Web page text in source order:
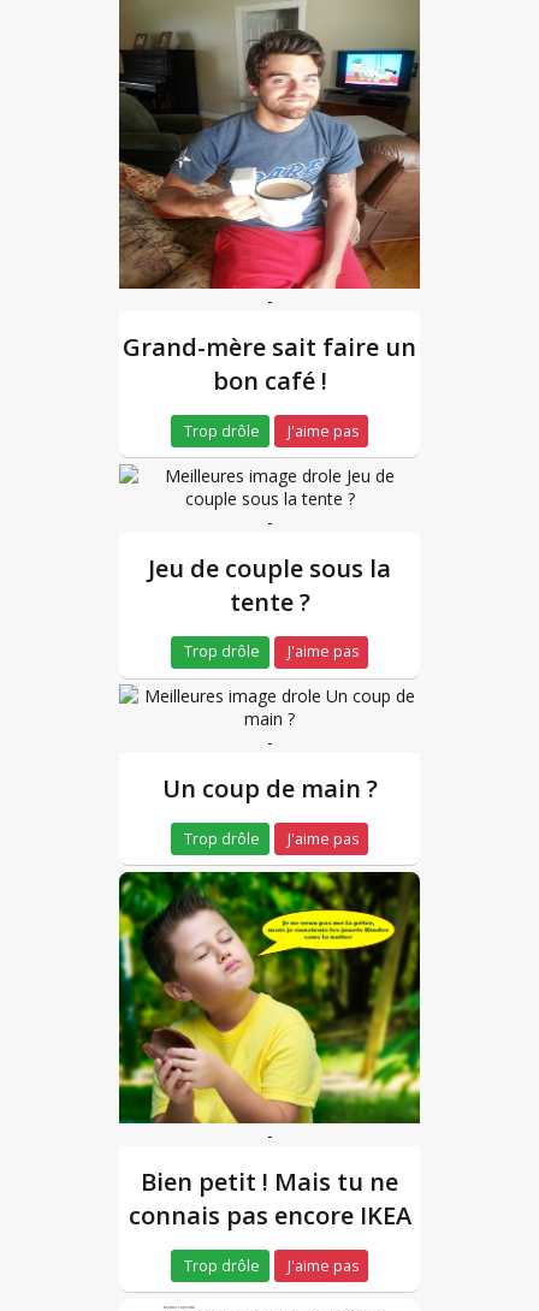
-
Grand-mère sait faire un
bon café !
Trop drôle J'aime pas
-
Jeu de couple sous la
tente ?
Trop drôle J'aime pas
-
Un coup de main ?
Trop drôle J'aime pas
-
Bien petit ! Mais tu ne
connais pas encore IKEA
Trop drôle J'aime pas